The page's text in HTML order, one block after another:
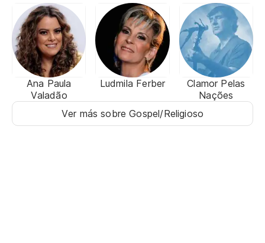
Ana Paula
Valadão
Ludmila Ferber
Clamor Pelas
Nações
Ver más sobre Gospel/Religioso